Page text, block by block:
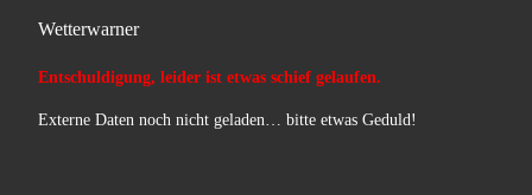
Wetterwarner
Entschuldigung, leider ist etwas schief gelaufen.
Externe Daten noch nicht geladen… bitte etwas Geduld!